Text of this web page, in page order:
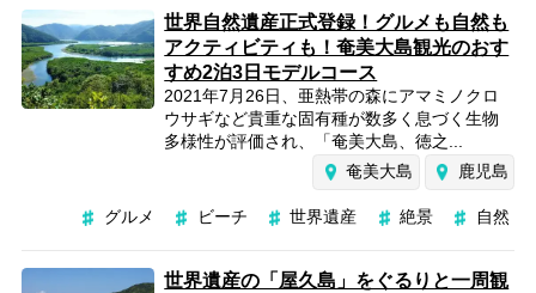
世界自然遺産正式登録！グルメも自然も
アクティビティも！奄美大島観光のおす
すめ2泊3日モデルコース
2021年7月26日、亜熱帯の森にアマミノクロ
ウサギなど貴重な固有種が数多く息づく生物
多様性が評価され、「奄美大島、徳之...
奄美大島
鹿児島
グルメ ビーチ 世界遺産 絶景 自然
世界遺産の「屋久島」をぐるりと一周観